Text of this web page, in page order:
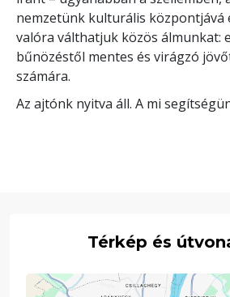
nemzetünk kulturális központjává
valóra válthatjuk közös álmunkat:
bűnözéstől mentes és virágzó
számára.
Az ajtónk nyitva áll. A mi
Térkép és